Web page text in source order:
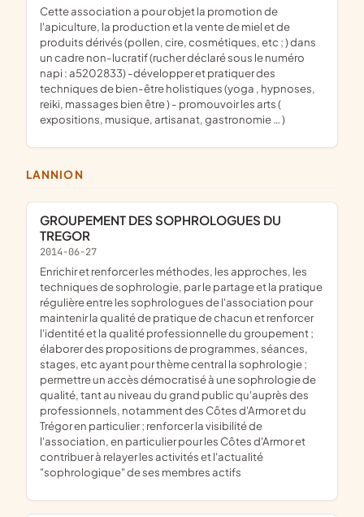
cette association a pour objet la promotion de
l'apiculture, la production et la vente de miel et de
produits dérivés (pollen, cire, cosmétiques, etc ; ) dans
un cadre non-lucratif (rucher déclaré sous le numéro
napi : a5202833) -développer et pratiquer des
techniques de bien-être holistiques (yoga , hypnoses,
reiki, massages bien être ) - promouvoir les arts (
expositions, musique, artisanat, gastronomie … )
LANNION
GROUPEMENT DES SOPHROLOGUES DU
TREGOR
2014-06-27
enrichir et renforcer les méthodes, les approches, les
techniques de sophrologie, par le partage et la pratique
régulière entre les sophrologues de l'association pour
maintenir la qualité de pratique de chacun et renforcer
l'identité et la qualité professionnelle du groupement ;
élaborer des propositions de programmes, séances,
stages, etc ayant pour thème central la sophrologie ;
permettre un accès démocratisé à une sophrologie de
qualité, tant au niveau du grand public qu'auprès des
professionnels, notamment des Côtes d'Armor et du
Trégor en particulier ; renforcer la visibilité de
l'association, en particulier pour les Côtes d'Armor et
contribuer à relayer les activités et l'actualité
"sophrologique" de ses membres actifs